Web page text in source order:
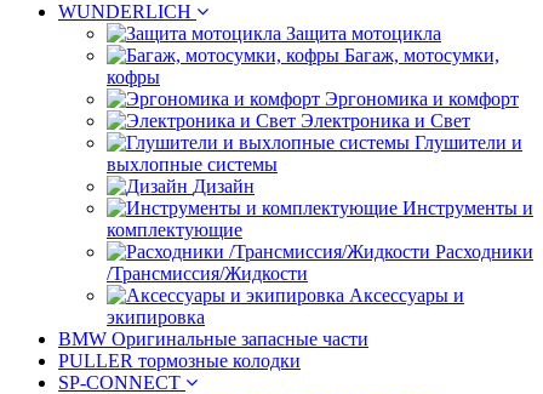
WUNDERLICH
Защита мотоцикла
Багаж, мотосумки,
кофры
Эргономика и комфорт
Электроника и Свет
Глушители и
выхлопные системы
Дизайн
Инструменты и
комплектующие
Расходники
/Трансмиссия/Жидкости
Аксессуары и
экипировка
BMW Оригинальные запасные части
PULLER тормозные колодки
SP-CONNECT